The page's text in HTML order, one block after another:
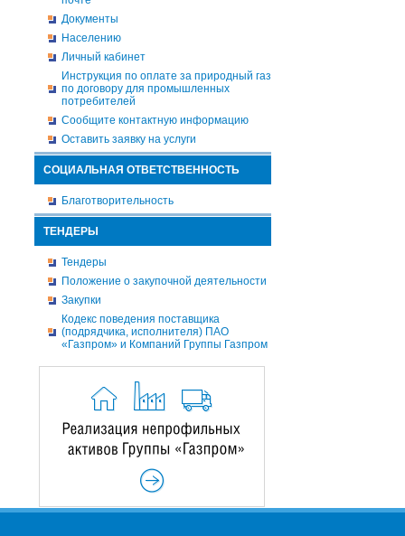
Документы
Населению
Личный кабинет
Инструкция по оплате за природный газ
по договору для промышленных
потребителей
Сообщите контактную информацию
Оставить заявку на услуги
СОЦИАЛЬНАЯ ОТВЕТСТВЕННОСТЬ
Благотворительность
ТЕНДЕРЫ
Тендеры
Положение о закупочной деятельности
Закупки
Кодекс поведения поставщика
(подрядчика, исполнителя) ПАО
«Газпром» и Компаний Группы Газпром